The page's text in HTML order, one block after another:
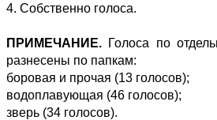
4. Собственно голоса.
ПРИМЕЧАНИЕ. Голоса по
разнесены по папкам:
боровая и прочая (13 голосов);
водоплавующая (46 голосов);
зверь (34 голосов).